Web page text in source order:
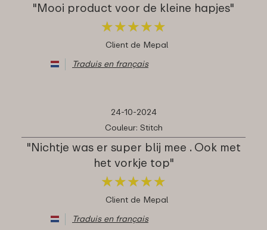
"Mooi product voor de kleine hapjes"
★★★★★
★★★★★
Client de Mepal
Traduis en français
24-10-2024
Couleur: Stitch
"Nichtje was er super blij mee . Ook met
het vorkje top"
★★★★★
★★★★★
Client de Mepal
Traduis en français